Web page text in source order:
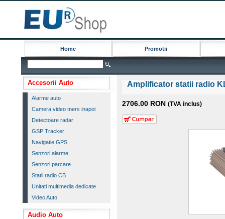
Home Promotii
Accesorii Auto
Alarme auto
Camera video mers inapoi
Detectoare radar
GSP Tracker
Navigatie GPS
Senzori alarme
Senzori parcare
Statii radio CB
Unitati multimedia dedicate
Video Auto
Audio Auto
Amplificator statii radio
2706.00 RON (TVA inclus)